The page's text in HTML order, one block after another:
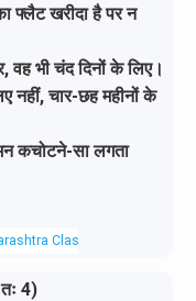
फ्लैट खरीदा है पर न
वह भी चंद दिनों के लिए।
नहीं, चार-छह महीनों के
कचोटने-सा लगता
Class X Board
4)